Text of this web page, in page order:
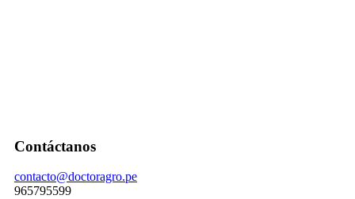
Contáctanos
contacto@doctoragro.pe
965795599